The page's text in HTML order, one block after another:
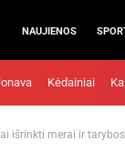
NAUJIENOS
Kėdainiai
išrinkti merai ir